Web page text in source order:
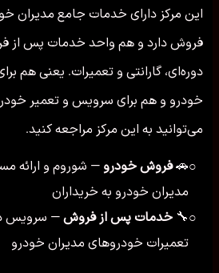
این مرکز دارای خدمات جامع مدیران
فروش دارد و هم واحد خدمات پس از
دوره‌ای، گارانتی و تعمیرات. یعنی هم
خودرو و هم برای سرویس و تعمیر
می‌توانید به این مرکز مراجعه کنید.
○
🚗فروش خودرو — شوروم و ارائه
مدیران خودرو به خریداران
○
🔧 خدمات پس از فروش — سرویس
تعمیرات خودروهای مدیران خودرو